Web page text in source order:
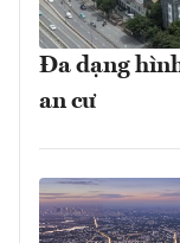
Đa dạng
an cư